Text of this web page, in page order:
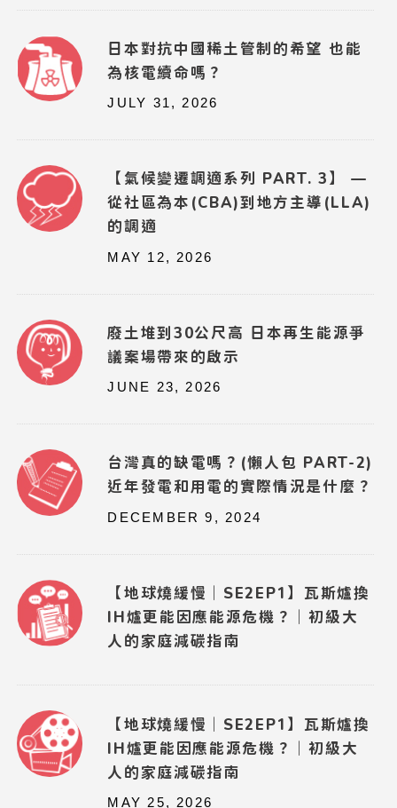
日本對抗中國稀土管制的希望 也能
為核電續命嗎？
JULY 31, 2026
【氣候變遷調適系列 PART. 3】 —
從社區為本(CBA)到地方主導(LLA)
的調適
MAY 12, 2026
廢土堆到30公尺高 日本再生能源爭
議案場帶來的啟示
JUNE 23, 2026
台灣真的缺電嗎？(懶人包 PART-2)
近年發電和用電的實際情況是什麼？
DECEMBER 9, 2024
【地球燒緩慢｜SE2EP1】瓦斯爐換
IH爐更能因應能源危機？｜初級大
人的家庭減碳指南
【地球燒緩慢｜SE2EP1】瓦斯爐換
IH爐更能因應能源危機？｜初級大
人的家庭減碳指南
MAY 25, 2026